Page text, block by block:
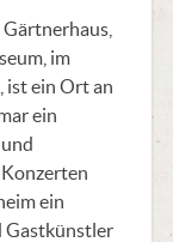
im
ist ein Ort an
ein
ein
Gastkünstler